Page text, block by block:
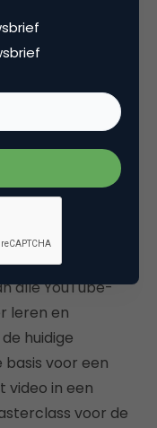
van video,
voor het
makers en
Live 15 miljoen
Ashton Kutcher
RIT Capital en
CEO, heeft zijn
als
alle YouTube-
leren en
huidige
voor een
video in een
voor de